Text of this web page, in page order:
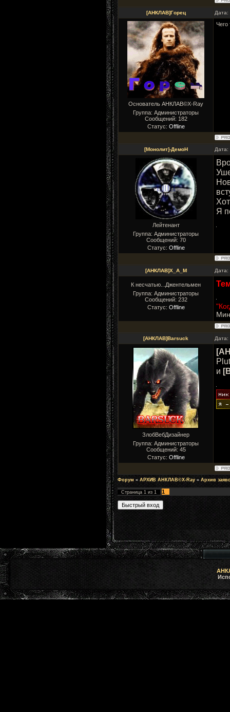
[АНКЛАВ]Горец
Основатель АНКЛАВ©X-Ray
Группа: Администраторы
Сообщений: 182
Статус: Offline
Чего
[Монолит]-ДемоН Дата:
Лейтенант
Группа: Администраторы
Сообщений: 70
Статус: Offline
Я
[АНКЛАВ]X_A_M Дата:
К несчатью...Джентельмен
Группа: Администраторы
Сообщений: 232
Статус: Offline
[АНКЛАВ]Barsuck
ЗлобВебДизайнер
Группа: Администраторы
Сообщений: 45
Статус: Offline
и
Форум » АРХИВ АНКЛАВ©X-Ray » Архив
Страница 1 из 1 1